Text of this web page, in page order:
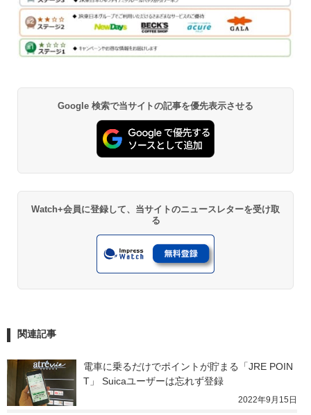
Google 検索で当サイトの記事を優先表示させる
Watch+会員に登録して、当サイトのニュースレターを受け取
る
関連記事
電車に乗るだけでポイントが貯まる「JRE POIN
T」 Suicaユーザーは忘れず登録
2022年9月15日